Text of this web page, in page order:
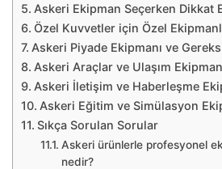
Askeri Ekipman Seçerken Dikkat
Özel Kuvvetler için Özel
Askeri Piyade Ekipmanı ve
Askeri Araçlar ve Ulaşım
Askeri İletişim ve Haberleşme
Askeri Eğitim ve Simülasyon
Sıkça Sorulan Sorular
Askeri ürünlerle profesyonel
nedir?